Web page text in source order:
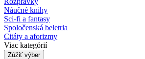
Náučné knihy
Sci-fi a fantasy
Spoločenská beletria
Citáty a aforizmy
Viac kategórií
Zúžiť výber